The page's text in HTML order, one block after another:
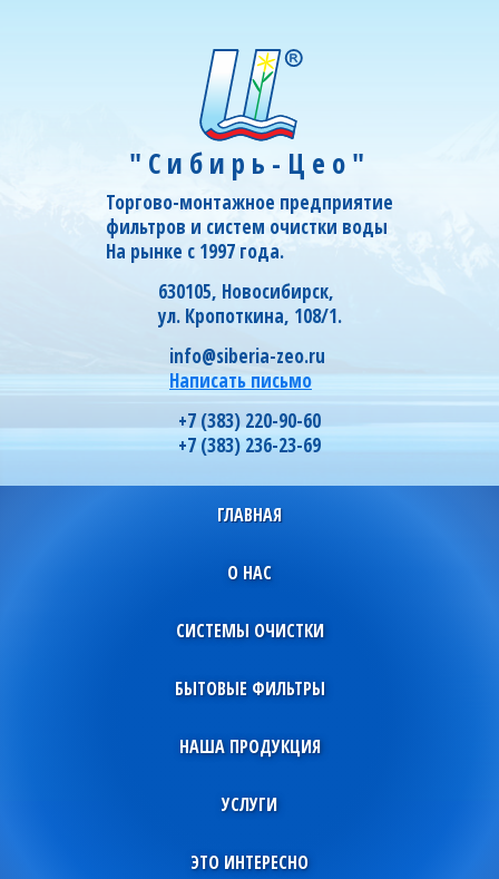
"Сибирь-Цео"
Торгово-монтажное предприятие
фильтров и систем очистки воды
На рынке с 1997 года.
630105, Новосибирск,
ул. Кропоткина, 108/1.
info@siberia-zeo.ru
Написать письмо
+7 (383) 220-90-60
+7 (383) 236-23-69
ГЛАВНАЯ
О НАС
СИСТЕМЫ ОЧИСТКИ
БЫТОВЫЕ ФИЛЬТРЫ
НАША ПРОДУКЦИЯ
УСЛУГИ
ЭТО ИНТЕРЕСНО